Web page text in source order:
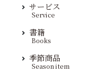
サービス
Service
書籍
Books
季節商品
Season item